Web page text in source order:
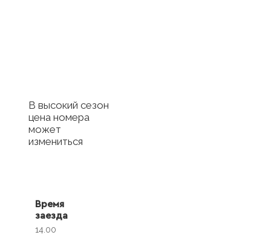
В высокий сезон
цена номера
может
измениться
Время
заезда
14.00